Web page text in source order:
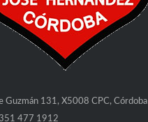
Guzmán 131, X5008 CPC, Córdoba
477 1912